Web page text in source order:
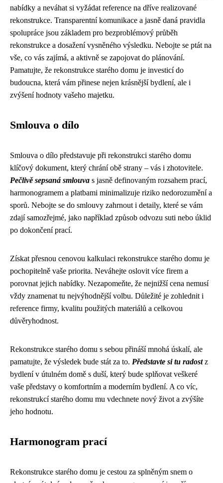
nabídky a neváhat si vyžádat reference na dříve realizované
rekonstrukce. Transparentní komunikace a jasně daná pravidla
spolupráce jsou základem pro bezproblémový průběh
rekonstrukce a dosažení vysněného výsledku. Nebojte se ptát na
vše, co vás zajímá, a aktivně se zapojovat do plánování.
Pamatujte, že rekonstrukce starého domu je investicí do
budoucna, která vám přinese nejen krásnější bydlení, ale i
zvýšení hodnoty vašeho majetku.
Smlouva o dílo
Smlouva o dílo představuje při rekonstrukci starého domu
klíčový dokument, který chrání obě strany – vás i zhotovitele.
Pečlivě sepsaná smlouva s jasně definovaným rozsahem prací,
harmonogramem a platbami minimalizuje riziko nedorozumění a
sporů. Nebojte se do smlouvy zahrnout i detaily, které se vám
zdají samozřejmé, jako například způsob odvozu suti nebo úklid
po dokončení prací.
Získat přesnou cenovou kalkulaci rekonstrukce starého domu je
pochopitelně vaše priorita. Neváhejte oslovit více firem a
porovnat jejich nabídky. Nezapomeňte, že nejnižší cena nemusí
vždy znamenat tu nejvýhodnější volbu. Důležité je zohlednit i
reference firmy, kvalitu použitých materiálů a celkovou
důvěryhodnost.
Rekonstrukce starého domu s sebou přináší mnohá úskalí, ale
pamatujte, že výsledek bude stát za to. Představte si tu radostz
bydlení v útulném domě s duší, který bude splňovat veškeré
vaše představy o komfortním a moderním bydlení. A co víc,
rekonstrukcí starého domu mu vdechnete nový život a zvýšíte
jeho hodnotu.
Harmonogram prací
Rekonstrukce starého domu je cestou za splněným snem o